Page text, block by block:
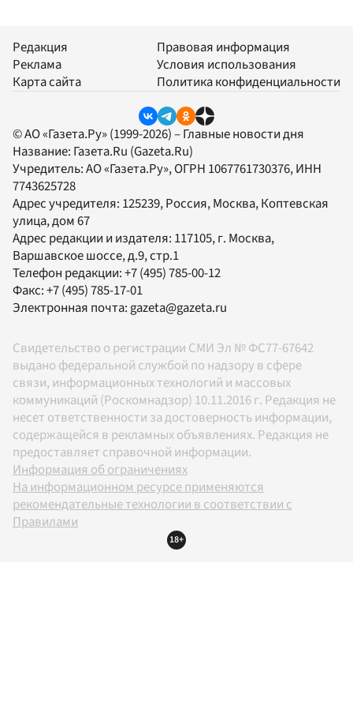
Редакция
Реклама
Карта сайта
Правовая информация
Условия использования
Политика конфиденциальности
© АО «Газета.Ру» (1999-2026) – Главные новости дня
Название: Газета.Ru (Gazeta.Ru)
Учредитель:АО «Газета.Ру», ОГРН 1067761730376, ИНН
7743625728
Адрес учредителя: 125239, Россия, Москва, Коптевская
улица, дом 67
Адрес редакции и издателя: 117105, г. Москва,
Варшавское шоссе, д.9, стр.1
Телефон редакции:+7 (495) 785-00-12
Факс:+7 (495) 785-17-01
Электронная почта:gazeta@gazeta.ru
Свидетельство о регистрации СМИ Эл № ФС77-67642
выдано федеральной службой по надзору в сфере
связи, информационных технологий и массовых
коммуникаций (Роскомнадзор) 10.11.2016 г. Редакция не
несет ответственности за достоверность информации,
содержащейся в рекламных объявлениях. Редакция не
предоставляет справочной информации.
Информация об ограничениях
На информационном ресурсе применяются
рекомендательные технологии в соответствии с
Правилами
18+